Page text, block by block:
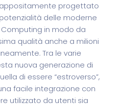
progettato
delle moderne
in modo da
qualità anche a milioni
Tra le varie
nuova generazione di
di essere “estroverso”,
facile integrazione con
utilizzato da utenti sia